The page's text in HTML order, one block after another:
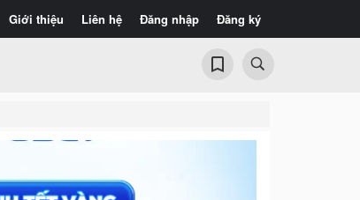
Giới thiệu Liên hệ Đăng nhập Đăng ký